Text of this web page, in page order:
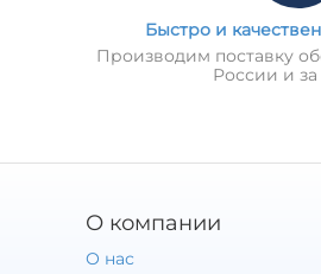
Быстро и
Производим поставку
России и
О компании
О нас